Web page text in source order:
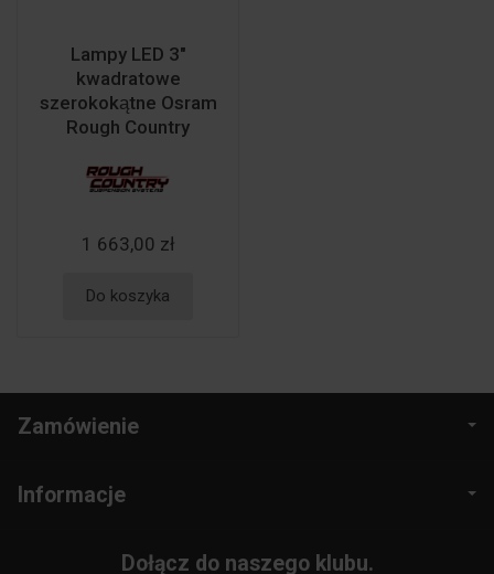
Lampy LED 3"
kwadratowe
szerokokątne Osram
Rough Country
1 663,00 zł
Do koszyka
Zamówienie
Informacje
Dołącz do naszego klubu.